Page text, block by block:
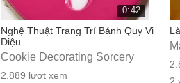
0:42
Nghệ Thuật Trang Trí Bánh Quy Vi
Diệu
Cookie Decorating Sorcery
2.889 lượt xem